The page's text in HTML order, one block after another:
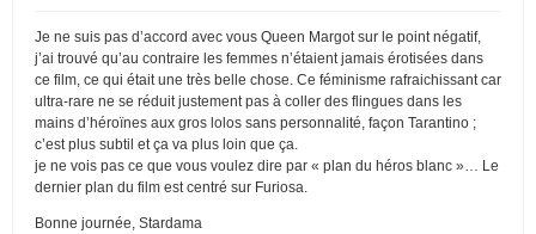
Je ne suis pas d’accord avec vous Queen Margot sur le point négatif,
j’ai trouvé qu’au contraire les femmes n’étaient jamais érotisées dans
ce film, ce qui était une très belle chose. Ce féminisme rafraichissant car
ultra-rare ne se réduit justement pas à coller des flingues dans les
mains d’héroïnes aux gros lolos sans personnalité, façon Tarantino ;
c’est plus subtil et ça va plus loin que ça.
je ne vois pas ce que vous voulez dire par « plan du héros blanc »… Le
dernier plan du film est centré sur Furiosa.
Bonne journée, Stardama